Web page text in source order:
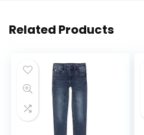
Related Products